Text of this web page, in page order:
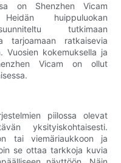
on Shenzhen Vicam
huippuluokan
tutkimaan
tarjoamaan ratkaisevia
Vuosien kokemuksella ja
Vicam on ollut
piilossa olevat
yksityiskohtaisesti.
tai viemäriaukkoon ja
se ottaa tarkkoja kuvia